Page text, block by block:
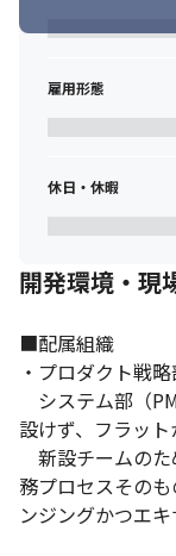
雇用形態
休日・休暇
開発環境・現
■配属組織
・プロダクト戦
システム部（
設けず、フラット
新設チームのた
務プロセスその
ンジングかつエキ